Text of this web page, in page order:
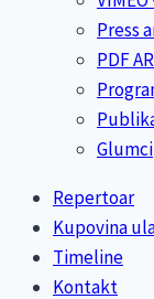
Press
PDF
Glumci
Repertoar
Kupovina
Timeline
Kontakt